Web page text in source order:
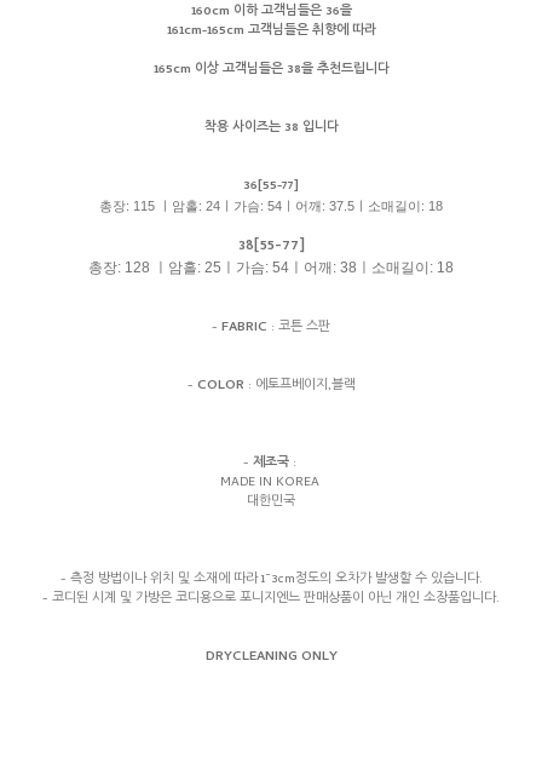
160cm 이하 고객님들은 36을
161cm-165cm 고객님들은 취향에 따라
165cm 이상 고객님들은 38을 추천드립니다
착용 사이즈는 38 입니다
36[55-77]
총장: 115 ㅣ암홀: 24ㅣ가슴: 54ㅣ어깨: 37.5ㅣ소매길이: 18
38[55-77]
총장: 128 ㅣ암홀: 25ㅣ가슴: 54ㅣ어깨: 38ㅣ소매길이: 18
- FABRIC : 코튼 스판
- COLOR : 에토프베이지,블랙
- 제조국:
MADE IN KOREA
대한민국
- 측정 방법이나 위치 및 소재에 따라 1~3cm정도의 오차가 발생할 수 있습니다.
- 코디된 시계 및 가방은 코디용으로 포니지엔느 판매상품이 아닌 개인 소장품입니다.
DRYCLEANING ONLY